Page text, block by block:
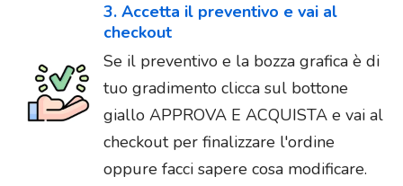
3. Accetta il preventivo e vai al
checkout
Se il preventivo e la bozza grafica è di
tuo gradimento clicca sul bottone
giallo APPROVA E ACQUISTA e vai al
checkout per finalizzare l'ordine
oppure facci sapere cosa modificare.